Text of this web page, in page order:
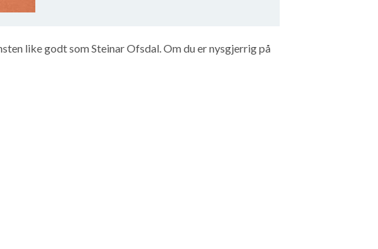
like godt som Steinar Ofsdal. Om du er nysgjerrig på